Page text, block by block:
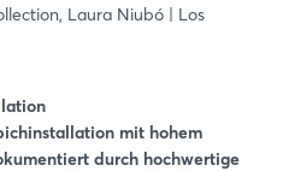
Laura Niubó | Los
mit hohem
durch hochwertige